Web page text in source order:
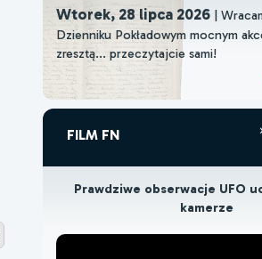
Wtorek, 28 lipca 2026|
Dzienniku Pokładowym mocnym
zresztą... przeczytajcie sami!
FILM FN
Prawdziwe obserwacje UFO
kamerze